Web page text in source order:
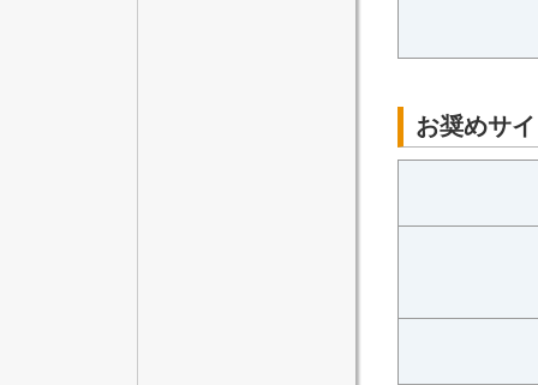
お奨めサ